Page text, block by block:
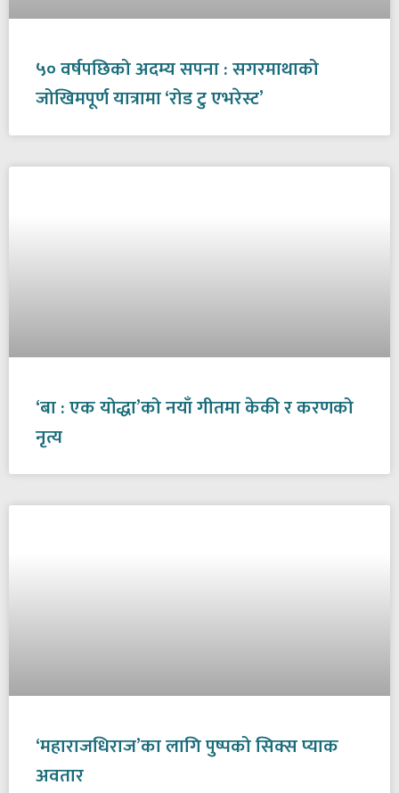
५० वर्षपछिको अदम्य सपना : सगरमाथाको
जोखिमपूर्ण यात्रामा ‘रोड टु एभरेस्ट’
‘बा : एक योद्धा’को नयाँ गीतमा केकी र करणको
नृत्य
‘महाराजधिराज’का लागि पुष्पको सिक्स प्याक
अवतार